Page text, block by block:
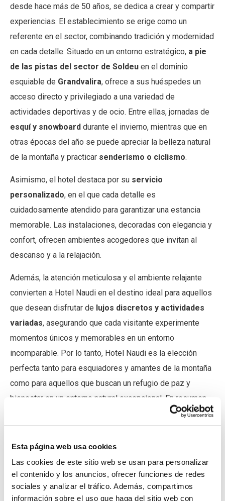
Esta página web usa cookies
Las cookies de este sitio web se usan para personalizar
el contenido y los anuncios, ofrecer funciones de redes
sociales y analizar el tráfico. Además, compartimos
información sobre el uso que haga del sitio web con
desde hace más de 50 años, se dedica a crear y compartir
experiencias. El establecimiento se erige como un
referente en el sector, combinando tradición y modernidad
en cada detalle. Situado en un entorno estratégico, a pie
de las pistas del sector de Soldeu en el dominio
esquiable de Grandvalira, ofrece a sus huéspedes un
acceso directo y privilegiado a una variedad de
actividades deportivas y de ocio. Entre ellas, jornadas de
esquí y snowboard durante el invierno, mientras que en
otras épocas del año se puede apreciar la belleza natural
de la montaña y practicar senderismo o ciclismo.
Asimismo, el hotel destaca por su servicio
personalizado, en el que cada detalle es
cuidadosamente atendido para garantizar una estancia
memorable. Las instalaciones, decoradas con elegancia y
confort, ofrecen ambientes acogedores que invitan al
descanso y a la relajación.
Además, la atención meticulosa y el ambiente relajante
convierten a Hotel Naudi en el destino ideal para aquellos
que desean disfrutar de lujos discretos y actividades
variadas, asegurando que cada visitante experimente
momentos únicos y memorables en un entorno
incomparable. Por lo tanto, Hotel Naudi es la elección
perfecta tanto para esquiadores y amantes de la montaña
como para aquellos que buscan un refugio de paz y
bienestar en un entorno natural excepcional. En resumen,
en este hotel puedes descubrir la excelencia en cada
rincón y vives momentos inolvidables.